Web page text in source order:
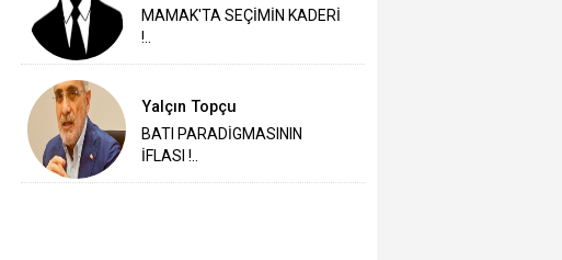
MAMAK'TA SEÇİMİN KADERİ
!..
Yalçın Topçu
BATI PARADİGMASININ
İFLASI !..